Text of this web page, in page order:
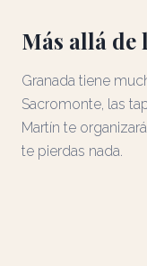
Más allá de
Granada tiene
Sacromonte, las
Martín te
te pierdas nada.